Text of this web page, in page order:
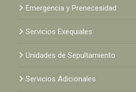
Emergencia y Prenecesidad
Servicios Exequiales
Unidades de Sepultamiento
Servicios Adicionales